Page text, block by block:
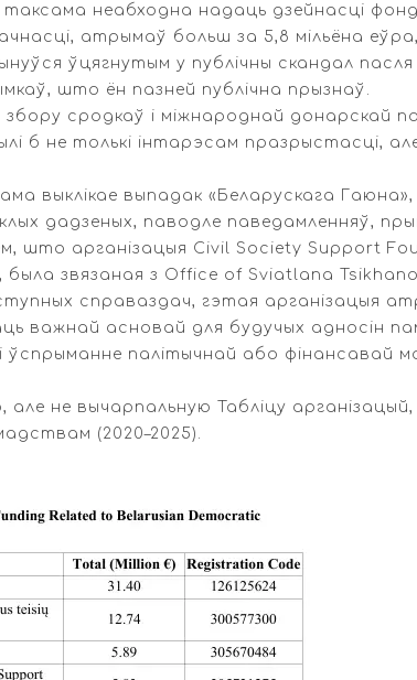
неабходна надаць дзейнасці
атрымаў больш за 5,8 мільёна
ўцягнутым у публічны скандал
што ён пазней публічна прызнаў.
сродкаў і міжнароднай донарскай
б не толькі інтарэсам празрыстасці,
выклікае выпадак «Беларускага
дадзеных, паводле паведамленняў,
што арганізацыя Civil Society Support
была звязаная з Office of Sviatlana
справаздач, гэтая арганізацыя
важнай асновай для будучых адносін
і ўспрыманне палітычнай або фінансавай
не вычарпальную Табліцу арганізацый,
(2020–2025).